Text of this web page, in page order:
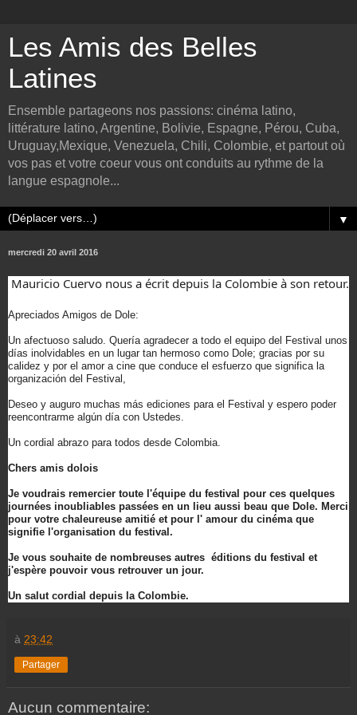
Les Amis des Belles
Latines
Ensemble partageons nos passions: cinéma latino,
littérature latino, Argentine, Bolivie, Espagne, Pérou, Cuba,
Uruguay,Mexique, Venezuela, Chili, Colombie, et partout où
vos pas et votre coeur vous ont conduits au rythme de la
langue espagnole...
▼
mercredi 20 avril 2016
Mauricio Cuervo nous a écrit depuis la Colombie à son retour.
Apreciados Amigos de Dole:
Un afectuoso saludo. Quería agradecer a todo el equipo del Festival unos
días inolvidables en un lugar tan hermoso como Dole; gracias por su
calidez y por el amor a cine que conduce el esfuerzo que significa la
organización del Festival,
Deseo y auguro muchas más ediciones para el Festival y espero poder
reencontrarme algún día con Ustedes.
Un cordial abrazo para todos desde Colombia.
Chers amis dolois
Je voudrais remercier toute l'équipe du festival pour ces quelques
journées inoubliables passées en un lieu aussi beau que Dole. Merci
pour votre chaleureuse amitié et pour l' amour du cinéma que
signifie l'organisation du festival.
Je vous souhaite de nombreuses autres éditions du festival et
j'espère pouvoir vous retrouver un jour.
Un salut cordial depuis la Colombie.
à 23:42
Partager
Aucun commentaire: